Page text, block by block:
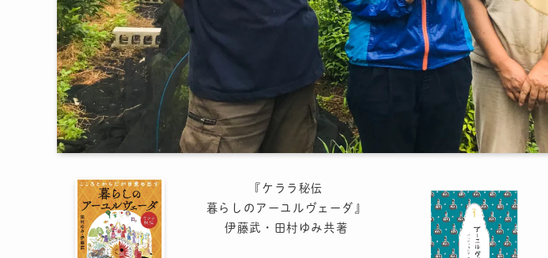
『ケララ秘伝
暮らしのアーユルヴェーダ』
伊藤武・田村ゆみ共著